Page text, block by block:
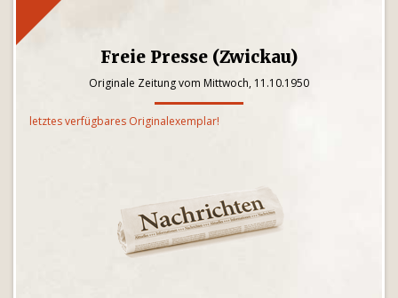
Freie Presse (Zwickau)
Originale Zeitung vom Mittwoch, 11.10.1950
letztes verfügbares Originalexemplar!